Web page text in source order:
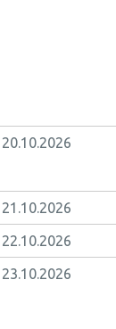
20.10.2026
21.10.2026
22.10.2026
23.10.2026